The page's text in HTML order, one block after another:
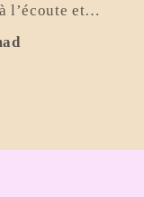
l’écoute et